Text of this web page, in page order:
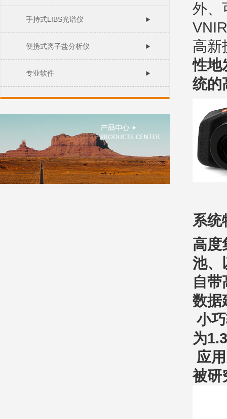
手持式LIBS光谱仪
便携式离子盐分析仪
专业软件
外、
高新
性地
统的
系
高度
池、
自
数据
小
为
应
被研